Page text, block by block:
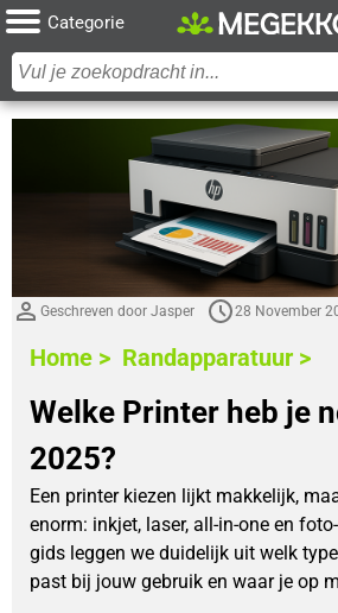
Categorie
Geschreven door Jasper 28 November
Home > Randapparatuur >
Welke Printer heb je
2025?
Een printer kiezen lijkt makkelijk,
enorm: inkjet, laser, all-in-one en
gids leggen we duidelijk uit welk
past bij jouw gebruik en waar je op